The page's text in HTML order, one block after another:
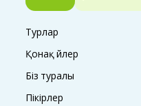
Турлар
Қонақ үйлер
Біз туралы
Пікірлер